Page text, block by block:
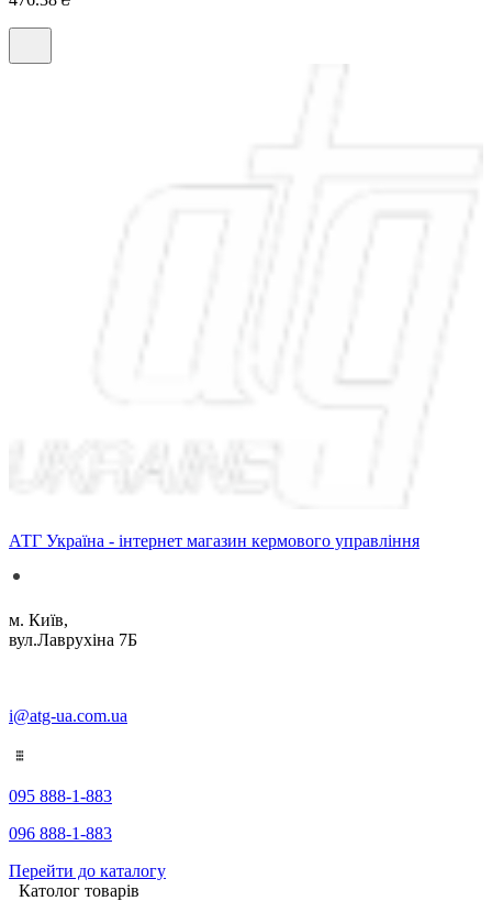
АТГ Україна - інтернет магазин кермового управління
м. Київ,
вул.Лаврухіна 7Б
i@atg-ua.com.ua
095 888-1-883
096 888-1-883
Перейти до каталогу
Католог товарів